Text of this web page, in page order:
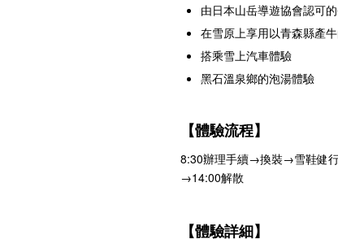
由日本山岳導遊協會認可
在雪原上享用以青森縣產
搭乘雪上汽車體驗
黑石溫泉鄉的泡湯體驗
【體驗流程】
8:30辦理手續→換裝→雪鞋健
→14:00解散
【體驗詳細】